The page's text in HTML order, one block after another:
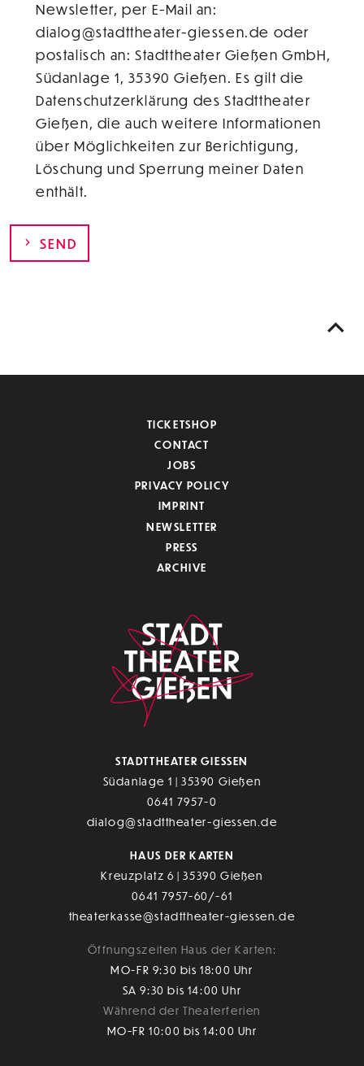
Newsletter, per E-Mail an:
dialog@stadttheater-giessen.de oder
postalisch an: Stadttheater Gießen GmbH,
Südanlage 1, 35390 Gießen. Es gilt die
Datenschutzerklärung des Stadttheater
Gießen, die auch weitere Informationen
über Möglichkeiten zur Berichtigung,
Löschung und Sperrung meiner Daten
enthält.
SEND
TICKETSHOP
CONTACT
JOBS
PRIVACY POLICY
IMPRINT
NEWSLETTER
PRESS
ARCHIVE
STADTTHEATER GIESSEN
Südanlage 1 | 35390 Gießen
0641 7957-0
dialog@stadttheater-giessen.de
HAUS DER KARTEN
Kreuzplatz 6 | 35390 Gießen
0641 7957-60/-61
theaterkasse@stadttheater-giessen.de
Öffnungszeiten Haus der Karten:
MO-FR 9:30 bis 18:00 Uhr
SA 9:30 bis 14:00 Uhr
Während der Theaterferien
MO-FR 10:00 bis 14:00 Uhr